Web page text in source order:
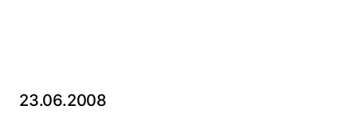
23.06.2008